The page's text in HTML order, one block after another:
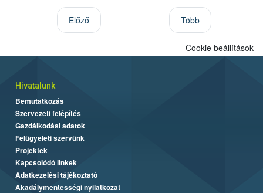
Előző Több
Cookie beállítások
Hivatalunk
Bemutatkozás
Szervezeti felépítés
Gazdálkodási adatok
Felügyeleti szervünk
Projektek
Kapcsolódó linkek
Adatkezelési tájékoztató
Akadálymentességi nyilatkozat